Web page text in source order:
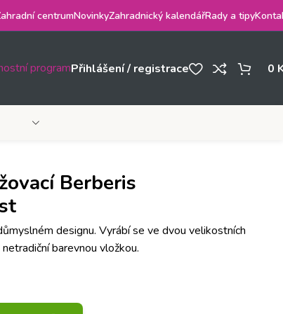
centrumNovinkyZahradnický kalendářRady a tipy
programPřihlášení / registrace 0
Berberis
designu. Vyrábí se ve dvou velikostních
barevnou vložkou.